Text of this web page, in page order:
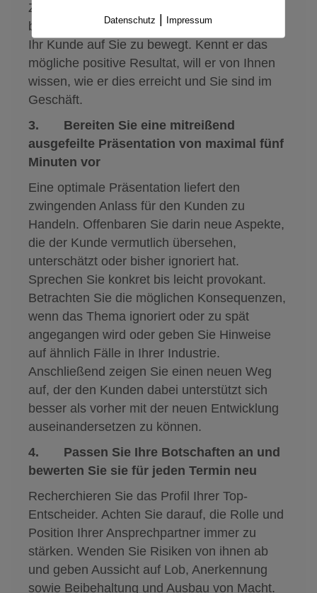
Zukunft, die Ihrem Kunden dadurch
bevorsteht. Das wird dazu führen, dass sich
Ihr Kunde auf Sie zu bewegt. Kennt er das
mögliche positive Resultat, will er von Ihnen
wissen, wie er dies erreicht und Sie sind im
Geschäft.
3. Bereiten Sie eine mitreißend
ausgefeilte Präsentation von maximal fünf
Minuten vor
Eine optimale Präsentation liefert den
zwingenden Anlass für den Kunden zu
Handeln. Offenbaren Sie darin neue Aspekte,
die der Kunde vermutlich übersehen,
unterschätzt oder bisher ignoriert hat.
Sprechen Sie konkret bis leicht provokant.
Betrachten Sie die möglichen Konsequenzen,
wenn das Thema ignoriert oder zu spät
angegangen wird oder geben Sie Hinweise
auf ähnlich Fälle in Ihrer Industrie.
Anschließend zeigen Sie einen neuen Weg
auf, der den Kunden dabei unterstützt sich
besser als vorher mit der neuen Entwicklung
auseinandersetzen zu können.
4. Passen Sie Ihre Botschaften an und
bewerten Sie sie für jeden Termin neu
Recherchieren Sie das Profil Ihrer Top-
Entscheider. Achten Sie darauf, die Rolle und
Position Ihrer Ansprechpartner immer zu
stärken. Wenden Sie Risiken von ihnen ab
und geben Aussicht auf Lob, Anerkennung
sowie Beibehaltung und Ausbau von Macht.
Datenschutz | Impressum